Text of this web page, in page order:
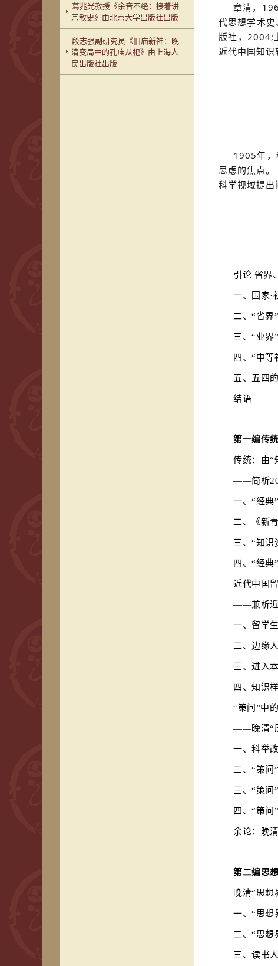
葛兆光教授《余音不绝：接着讲
宗教史》由北京大学出版社出版
段志强副研究员《旧庙新神：晚
清变局中的孔庙从祀》由上海人
民出版社出版
章清，
代思想学术
版社，2004;
近代中国知识
1905年，
思虑的焦点。
科学视域提出
引 论 省界
一、国家·
二、“省界
三、“业界
四、“中等
五、五四
结语
第一编传
传统：由“
——简析20
一、“经典
二、《新
三、“知识
四、“经典
近代中国
——兼析近
一、留学
二、边缘
三、进入
四、知识
“策问”中
——晚清“
一、科举
二、“策问
三、“策问
四、“策问
余论：晚
第二编思
晚清“思想
一、“思想
二、“思想
三、读书